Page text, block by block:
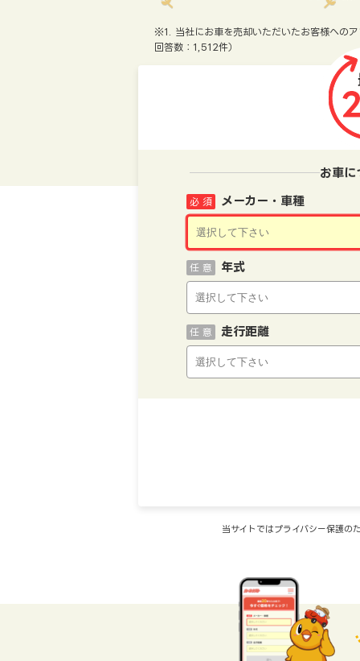
※1. 当社にお車を売却いただいたお客様への
回答数：1,512件）
お車に
メーカー・車種
必 須
年式
任 意
走行距離
任 意
当サイトではプライバシー保護の